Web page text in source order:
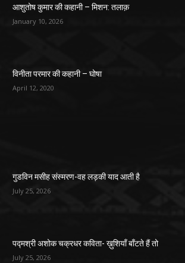
आशुतोष कुमार की कहानी – मिशन: तलाक़
January 10, 2026
विनीता परमार की कहानी – घोषा
April 12, 2020
गुडविन मसीह संस्मरण-वह लड़की याद आती है
July 25, 2026
पद्मश्री अशोक चक्रधर कविता- ख़ुशियाँ बाँटते हैं तो
July 25, 2026